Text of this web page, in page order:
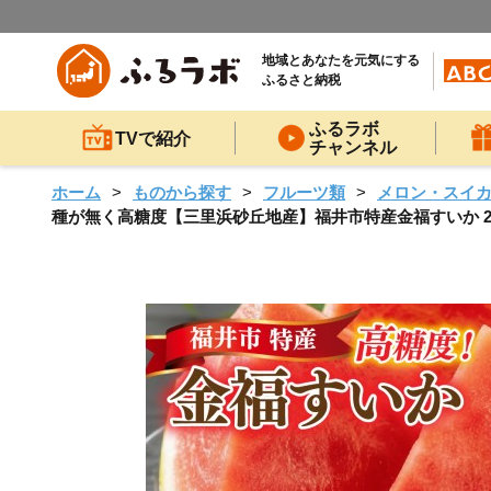
地域とあなたを元気にする
ふるさと納税
TVで紹介
ふるラボ
チャンネル
ホーム ものから探す フルーツ類
メロン・スイカ
種が無く高糖度【三里浜砂丘地産】福井市特産金福すい